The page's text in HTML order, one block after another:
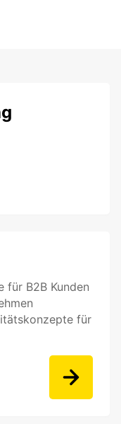
für B2B Kunden
für